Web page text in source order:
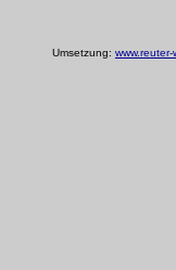
Umsetzung: